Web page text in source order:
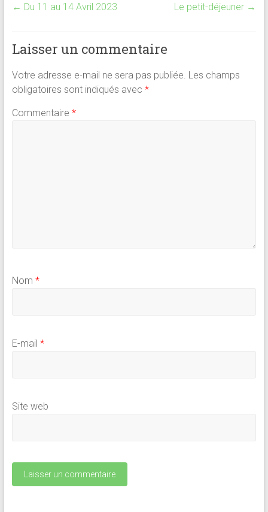
b
ok
l
s
p
p
es
← Du 11 au 14 Avril 2023 Le petit-déjeuner →
Laisser un commentaire
Votre adresse e-mail ne sera pas publiée. Les champs
obligatoires sont indiqués avec *
Commentaire *
Nom *
E-mail *
Site web